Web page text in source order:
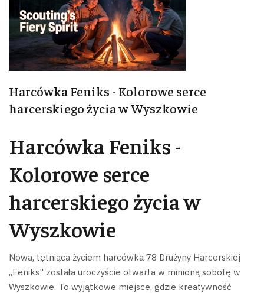
Harcówka Feniks - Kolorowe serce
harcerskiego życia w Wyszkowie
Harcówka Feniks -
Kolorowe serce
harcerskiego życia w
Wyszkowie
Nowa, tętniąca życiem harcówka 78 Drużyny Harcerskiej
„Feniks" została uroczyście otwarta w minioną sobotę w
Wyszkowie. To wyjątkowe miejsce, gdzie kreatywność